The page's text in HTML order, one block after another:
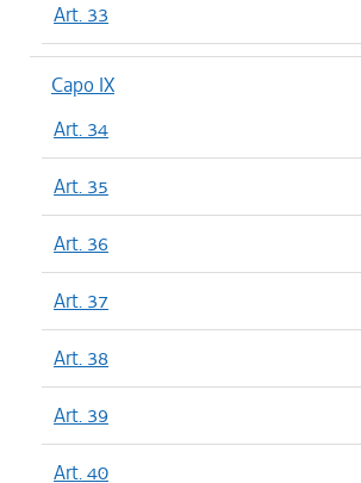
Art. 33
Capo IX
Art. 34
Art. 35
Art. 36
Art. 37
Art. 38
Art. 39
Art. 40